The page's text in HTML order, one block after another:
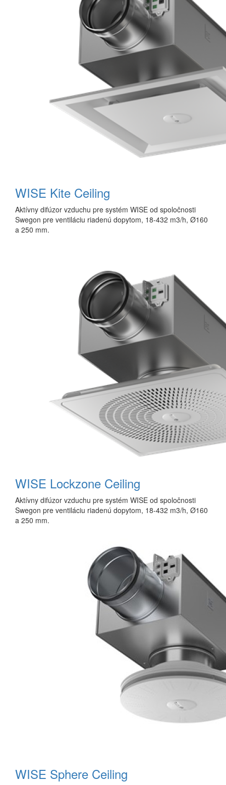
WISE Kite Ceiling
Aktívny difúzor vzduchu pre systém WISE od spoločnosti
Swegon pre ventiláciu riadenú dopytom, 18-432 m3/h, Ø160
a 250 mm.
WISE Lockzone Ceiling
Aktívny difúzor vzduchu pre systém WISE od spoločnosti
Swegon pre ventiláciu riadenú dopytom, 18-432 m3/h, Ø160
a 250 mm.
WISE Sphere Ceiling